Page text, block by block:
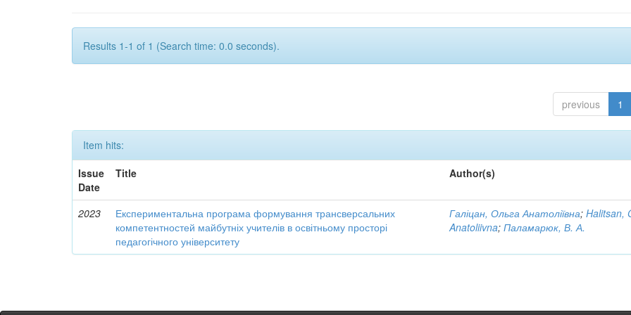
Results 1-1 of 1 (Search time: 0.0 seconds).
previous 1
Item hits:
Issue
Date
Title Author(s)
2023
Експериментальна програма формування трансверсальних
компетентностей майбутніх учителів в освітньому просторі
педагогічного університету
Галіцан, Ольга Анатоліївна;Halitsan,
Anatoliivna;Паламарюк, В. А.